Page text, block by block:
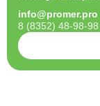
info@promer.pro
8 (8352) 48-98-98